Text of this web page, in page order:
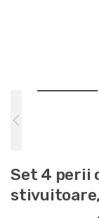
Set 4 perii
stivuitoare,